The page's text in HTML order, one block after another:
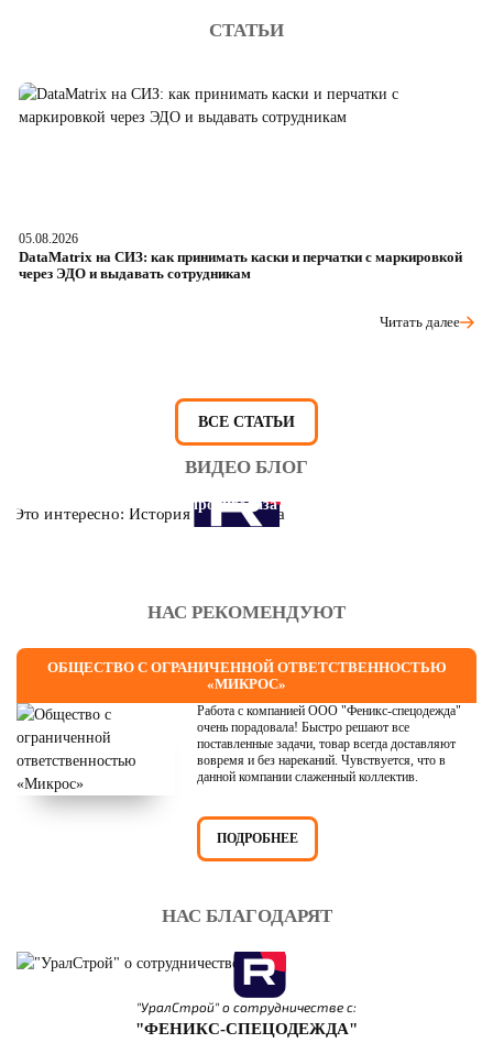
СТАТЬИ
05.08.2026
DataMatrix на СИЗ: как принимать каски и перчатки с маркировкой
через ЭДО и выдавать сотрудникам
Читать далее
ВСЕ СТАТЬИ
ВИДЕО БЛОГ
Это интересно: История противогаза
НАС РЕКОМЕНДУЮТ
ОБЩЕСТВО С ОГРАНИЧЕННОЙ ОТВЕТСТВЕННОСТЬЮ
«МИКРОС»
Работа с компанией ООО "Феникс-спецодежда"
очень порадовала! Быстро решают все
поставленные задачи, товар всегда доставляют
вовремя и без нареканий. Чувствуется, что в
данной компании слаженный коллектив.
ПОДРОБНЕЕ
НАС БЛАГОДАРЯТ
"УралСтрой" о сотрудничестве с:
"ФЕНИКС-СПЕЦОДЕЖДА"